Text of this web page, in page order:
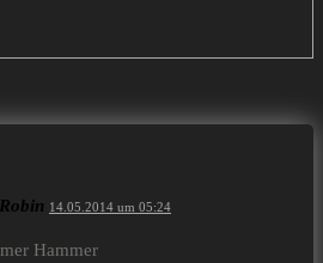
14.05.2014 um 05:24
Hammer